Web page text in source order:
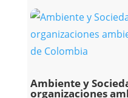
Ambiente y
organizaciones